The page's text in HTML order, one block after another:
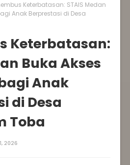
Keterbatasan: STAIS Medan
Anak Berprestasi di Desa
Keterbatasan:
Buka Akses
Anak
di Desa
Toba
2026